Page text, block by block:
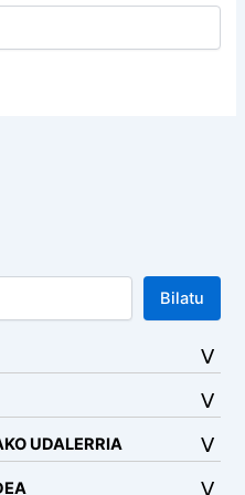
Bilatu
UDALERRIA